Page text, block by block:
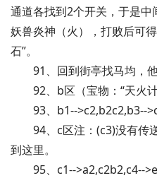
通道各找到2个开关，于是
妖兽炎神（火），打败后可
石”。
91、回到街亭找马均，
92、b区（宝物：“天火计
93、b1-->c2,b2c2,b3--
94、c区注：(c3)没有传
到这里。
95、c1-->a2,c2b2,c4--